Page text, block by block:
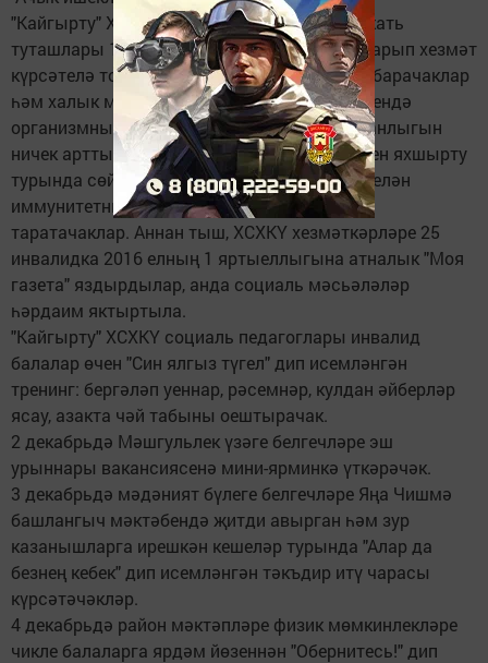
"Кайгырту" ХСХКҮ хезмәткәрләре һәм шәфкать
туташлары 1-10 декабрь көннәрендә өйгә барып хезмәт
күрсәтелә торган 43 инвалидның өйләренә барачаклар
һәм халык медицинасы рецептлары ярдәмендә
организмның инфекцияләргә каршы торучанлыгын
ничек арттыру, аның саклагыч функцияләрен яхшырту
турында сөйләячәкләр. "Халык чаралары белән
иммунитетны ныгыту" турында буклетлар
таратачаклар. Аннан тыш, ХСХКҮ хезмәткәрләре 25
инвалидка 2016 елның 1 яртыеллыгына атналык "Моя
газета" яздырдылар, анда социаль мәсьәләләр
һәрдаим яктыртыла.
"Кайгырту" ХСХКҮ социаль педагоглары инвалид
балалар өчен "Син ялгыз түгел" дип исемләнгән
тренинг: бергәләп уеннар, рәсемнәр, кулдан әйберләр
ясау, азакта чәй табыны оештырачак.
2 декабрьдә Мәшгульлек үзәге белгечләре эш
урыннары вакансиясенә мини-ярминкә үткәрәчәк.
3 декабрьдә мәдәният бүлеге белгечләре Яңа Чишмә
башлангыч мәктәбендә җитди авырган һәм зур
казанышларга ирешкән кешеләр турында "Алар да
безнең кебек" дип исемләнгән тәкъдир итү чарасы
күрсәтәчәкләр.
4 декабрьдә район мәктәпләре физик мөмкинлекләре
чикле балаларга ярдәм йөзеннән "Обернитесь!" дип